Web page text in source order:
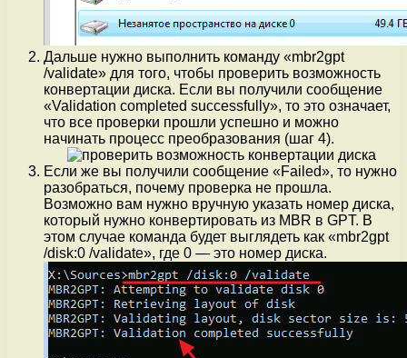
Дальше нужно выполнить команду «mbr2gpt
/validate» для того, чтобы проверить возможность
конвертации диска. Если вы получили сообщение
«Validation completed successfully», то это означает,
что все проверки прошли успешно и можно
начинать процесс преобразования (шаг 4).
Если же вы получили сообщение «Failed», то нужно
разобраться, почему проверка не прошла.
Возможно вам нужно вручную указать номер диска,
который нужно конвертировать из MBR в GPT. В
этом случае команда будет выглядеть как «mbr2gpt
/disk:0 /validate», где 0 — это номер диска.